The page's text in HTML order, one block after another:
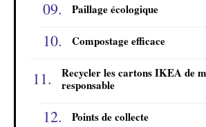
Paillage écologique
Compostage efficace
Recycler les cartons IKEA de
responsable
Points de collecte